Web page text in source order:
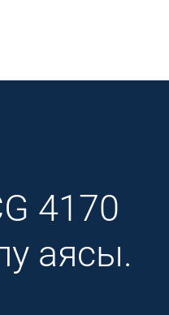
4170
аясы.